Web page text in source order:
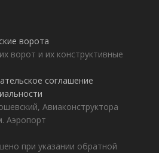
ворота
ворот и их конструктивные
соглашение
Авиаконструктора
Аэропорт
при указании обратной